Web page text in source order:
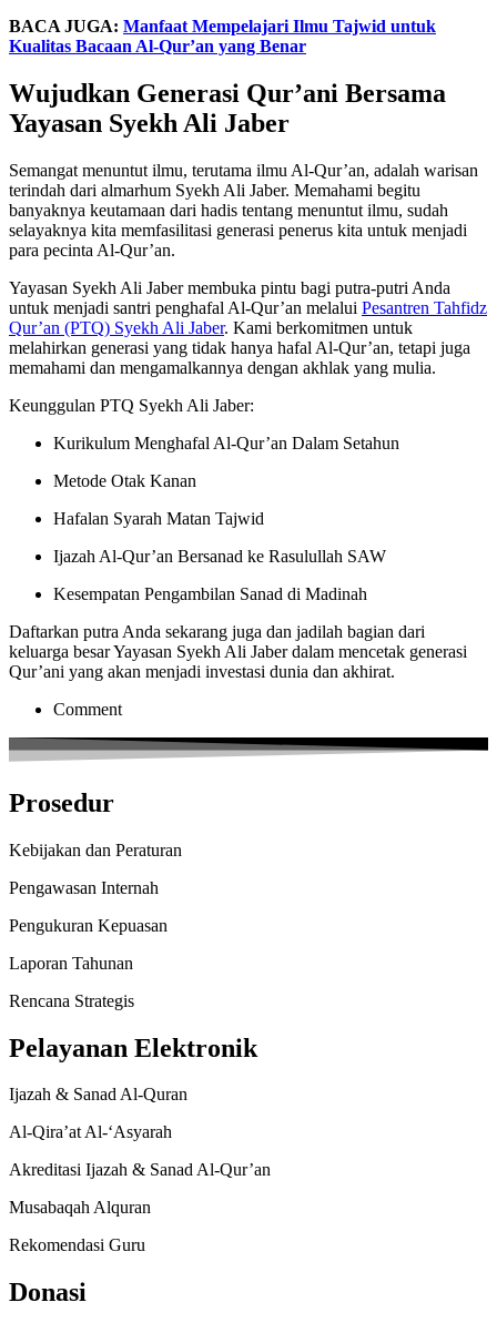
BACA JUGA: Manfaat Mempelajari Ilmu Tajwid untuk
Kualitas Bacaan Al-Qur’an yang Benar
Wujudkan Generasi Qur’ani Bersama
Yayasan Syekh Ali Jaber
Semangat menuntut ilmu, terutama ilmu Al-Qur’an, adalah warisan
terindah dari almarhum Syekh Ali Jaber. Memahami begitu
banyaknya keutamaan dari hadis tentang menuntut ilmu, sudah
selayaknya kita memfasilitasi generasi penerus kita untuk menjadi
para pecinta Al-Qur’an.
Yayasan Syekh Ali Jaber membuka pintu bagi putra-putri Anda
untuk menjadi santri penghafal Al-Qur’an melalui Pesantren Tahfidz
Qur’an (PTQ) Syekh Ali Jaber. Kami berkomitmen untuk
melahirkan generasi yang tidak hanya hafal Al-Qur’an, tetapi juga
memahami dan mengamalkannya dengan akhlak yang mulia.
Keunggulan PTQ Syekh Ali Jaber:
Kurikulum Menghafal Al-Qur’an Dalam Setahun
Metode Otak Kanan
Hafalan Syarah Matan Tajwid
Ijazah Al-Qur’an Bersanad ke Rasulullah SAW
Kesempatan Pengambilan Sanad di Madinah
Daftarkan putra Anda sekarang juga dan jadilah bagian dari
keluarga besar Yayasan Syekh Ali Jaber dalam mencetak generasi
Qur’ani yang akan menjadi investasi dunia dan akhirat.
Comment
Prosedur
Kebijakan dan Peraturan
Pengawasan Internah
Pengukuran Kepuasan
Laporan Tahunan
Rencana Strategis
Pelayanan Elektronik
Ijazah & Sanad Al-Quran
Al-Qira’at Al-‘Asyarah
Akreditasi Ijazah & Sanad Al-Qur’an
Musabaqah Alquran
Rekomendasi Guru
Donasi